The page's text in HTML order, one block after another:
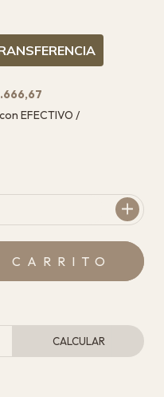
EFECTIVO /
CALCULAR